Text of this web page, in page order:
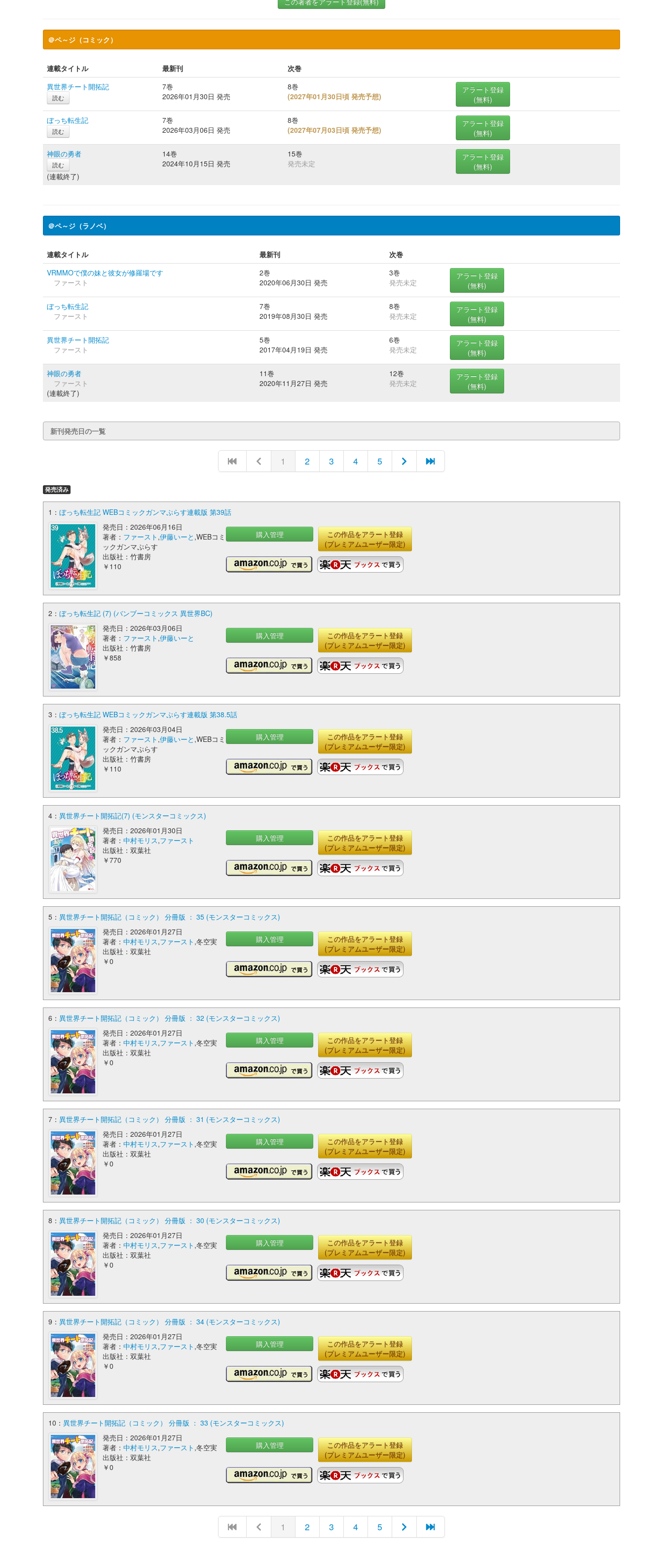
＠ペ～ジ（コミック）
連載タイトル 最新刊
次巻
異世界チート開拓記
読む
7巻
2026年01月30日 発売
8巻
(2027年01月30日頃 発売予想)
アラート登録
(無料)
ぼっち転生記
読む
7巻
2026年03月06日 発売
8巻
(2027年07月03日頃 発売予想)
アラート登録
(無料)
神眼の勇者
読む
(連載終了)
14巻
2024年10月15日 発売
15巻
発売未定
アラート登録
(無料)
＠ペ～ジ（ラノベ）
連載タイトル 最新刊
次巻
VRMMOで僕の妹と彼女が修羅場です
ファースト
2巻
2020年06月30日 発売
3巻
発売未定
アラート登録
(無料)
ぼっち転生記
ファースト
7巻
2019年08月30日 発売
8巻
発売未定
アラート登録
(無料)
異世界チート開拓記
ファースト
5巻
2017年04月19日 発売
6巻
発売未定
アラート登録
(無料)
神眼の勇者
ファースト
(連載終了)
11巻
2020年11月27日 発売
12巻
発売未定
アラート登録
(無料)
新刊発売日の一覧
1 2 3 4 5
発売済み
1： ぼっち転生記 WEBコミックガンマぷらす連載版 第39話
発売日：2026年06月16日
著者： ファースト ,伊藤いーと ,WEBコミ
ックガンマぷらす
出版社：竹書房
￥110
購入管理
この作品をアラート登録
(プレミアムユーザー限定)
2： ぼっち転生記 (7) (バンブーコミックス 異世界BC)
発売日：2026年03月06日
著者： ファースト ,伊藤いーと
出版社：竹書房
￥858
購入管理
この作品をアラート登録
(プレミアムユーザー限定)
3： ぼっち転生記 WEBコミックガンマぷらす連載版 第38.5話
発売日：2026年03月04日
著者： ファースト ,伊藤いーと ,WEBコミ
ックガンマぷらす
出版社：竹書房
￥110
購入管理
この作品をアラート登録
(プレミアムユーザー限定)
4： 異世界チート開拓記(7) (モンスターコミックス)
発売日：2026年01月30日
著者：中村モリス,ファースト
出版社：双葉社
￥770
購入管理
この作品をアラート登録
(プレミアムユーザー限定)
5： 異世界チート開拓記（コミック） 分冊版 ： 35 (モンスターコミックス)
発売日：2026年01月27日
著者：中村モリス,ファースト ,冬空実
出版社：双葉社
￥0
購入管理
この作品をアラート登録
(プレミアムユーザー限定)
6： 異世界チート開拓記（コミック） 分冊版 ： 32 (モンスターコミックス)
発売日：2026年01月27日
著者：中村モリス,ファースト ,冬空実
出版社：双葉社
￥0
購入管理
この作品をアラート登録
(プレミアムユーザー限定)
7： 異世界チート開拓記（コミック） 分冊版 ： 31 (モンスターコミックス)
発売日：2026年01月27日
著者：中村モリス,ファースト ,冬空実
出版社：双葉社
￥0
購入管理
この作品をアラート登録
(プレミアムユーザー限定)
8： 異世界チート開拓記（コミック） 分冊版 ： 30 (モンスターコミックス)
発売日：2026年01月27日
著者：中村モリス,ファースト ,冬空実
出版社：双葉社
￥0
購入管理
この作品をアラート登録
(プレミアムユーザー限定)
9： 異世界チート開拓記（コミック） 分冊版 ： 34 (モンスターコミックス)
発売日：2026年01月27日
著者：中村モリス,ファースト ,冬空実
出版社：双葉社
￥0
購入管理
この作品をアラート登録
(プレミアムユーザー限定)
10： 異世界チート開拓記（コミック） 分冊版 ： 33 (モンスターコミックス)
発売日：2026年01月27日
著者：中村モリス,ファースト ,冬空実
出版社：双葉社
￥0
購入管理
この作品をアラート登録
(プレミアムユーザー限定)
1 2 3 4 5